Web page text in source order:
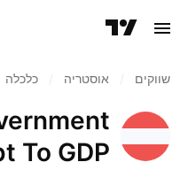
שווקים אוסטריה כלכלה
To GDP